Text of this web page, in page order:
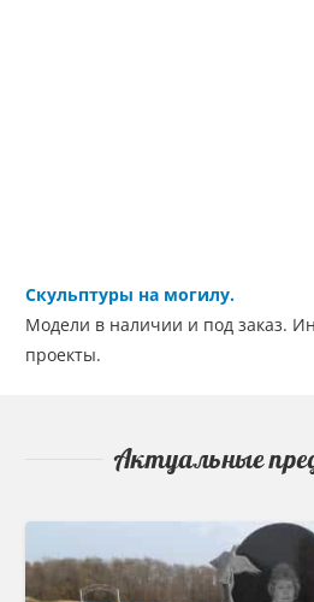
Скульптуры на могилу.
Модели в наличии и под заказ.
проекты.
Актуальные